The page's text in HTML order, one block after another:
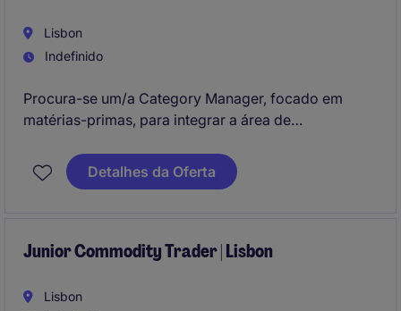
Lisbon
Indefinido
Procura-se um/a Category Manager, focado em
matérias-primas, para integrar a área de
alimentar, com sede em Lisboa. Este profissional
será responsável pelo sourcing e negociação de
Detalhes da Oferta
Junior Commodity Trader | Lisbon
Lisbon